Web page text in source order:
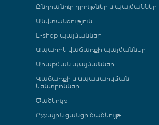
Ընդհանուր դրույթներ և պայմաններ
Անվտանգություն
E-shop պայմաններ
Ապառիկ վաճառքի պայմաններ
Առաքման պայմաններ
Վաճառքի և սպասարկման
կենտրոններ
Ծածկույթ
Բջջային ցանցի ծածկույթ